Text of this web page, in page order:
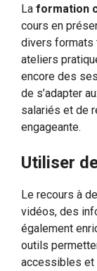
La formation
cours en
divers formats
ateliers
encore des
de s’adapter
salariés et de
engageante.
Utiliser
Le recours à
vidéos, des
également
outils
accessibles et